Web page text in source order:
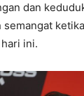
dan
ini.